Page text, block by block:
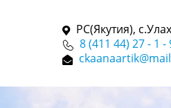
РС(Якутия),
8 (411 44) 27 - 1 -